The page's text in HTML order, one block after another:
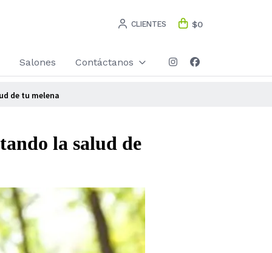
CLIENTES $0
Salones Contáctanos
de tu melena
la salud de